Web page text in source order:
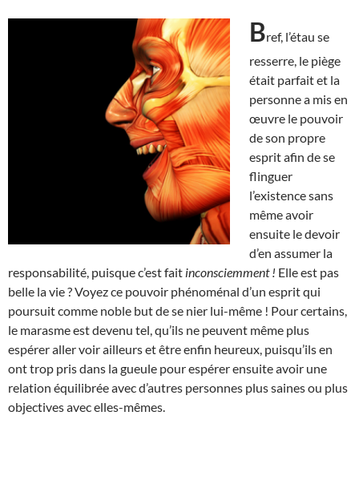
Bref, l’étau se
resserre, le piège
était parfait et la
personne a mis en
œuvre le pouvoir
de son propre
esprit afin de se
flinguer
l’existence sans
même avoir
ensuite le devoir
d’en assumer la
responsabilité, puisque c’est fait inconsciemment ! Elle est pas
belle la vie ? Voyez ce pouvoir phénoménal d’un esprit qui
poursuit comme noble but de se nier lui-même ! Pour certains,
le marasme est devenu tel, qu’ils ne peuvent même plus
espérer aller voir ailleurs et être enfin heureux, puisqu’ils en
ont trop pris dans la gueule pour espérer ensuite avoir une
relation équilibrée avec d’autres personnes plus saines ou plus
objectives avec elles-mêmes.